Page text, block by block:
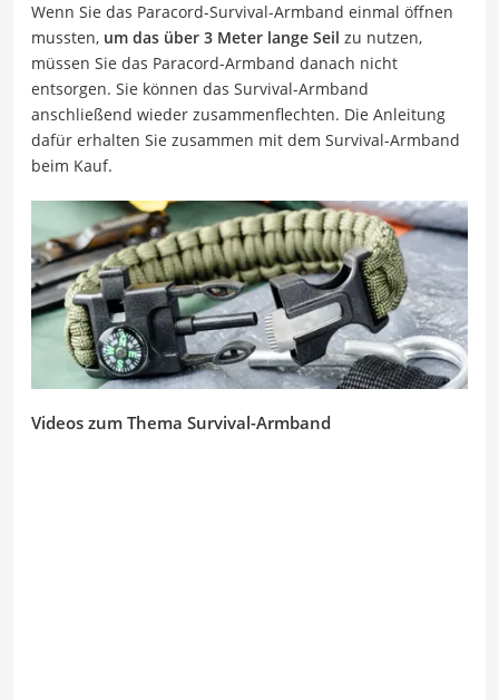
Wenn Sie das Paracord-Survival-Armband einmal öffnen
mussten, um das über 3 Meter lange Seil zu nutzen,
müssen Sie das Paracord-Armband danach nicht
entsorgen. Sie können das Survival-Armband
anschließend wieder zusammenflechten. Die Anleitung
dafür erhalten Sie zusammen mit dem Survival-Armband
beim Kauf.
Videos zum Thema Survival-Armband